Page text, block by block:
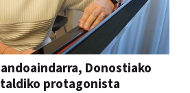
Donostiako
protagonista